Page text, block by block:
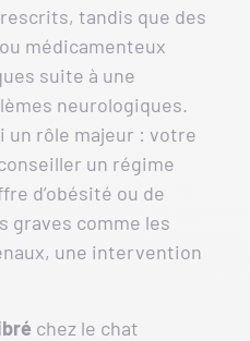
tandis que des
médicamenteux
suite à une
neurologiques.
un rôle majeur : votre
un régime
d’obésité ou de
graves comme les
une intervention
chez le chat